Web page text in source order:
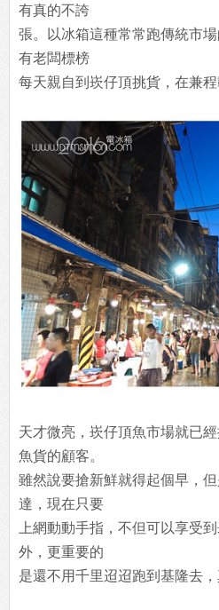
有真的不誇
張。以冰箱這種常常跑傳統市
有老闆標榜
每天親自到崁仔頂挑貨，在兼
天才微亮，崁仔頂魚市場就已
魚貨的顧客。
雖然說要搶新鮮就得起個早，
達，現在只要
上網動動手指，不但可以享受
外，更重要的
是還不用千里迢迢跑到基隆去，